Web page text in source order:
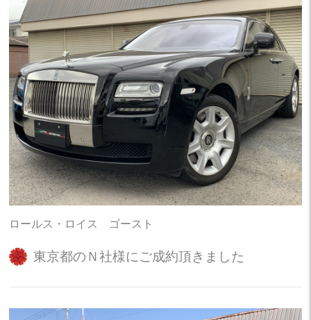
ロールス・ロイス ゴースト
東京都のＮ社様にご成約頂きました